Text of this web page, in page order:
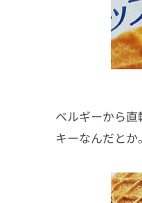
ベルギーから
キーなんだとか。